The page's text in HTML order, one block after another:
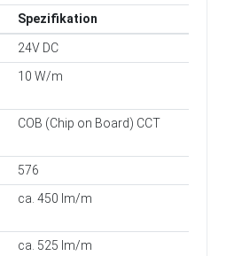
Spezifikation
24V DC
10 W/m
COB (Chip on Board) CCT
576
ca. 450 lm/m
ca. 525 lm/m